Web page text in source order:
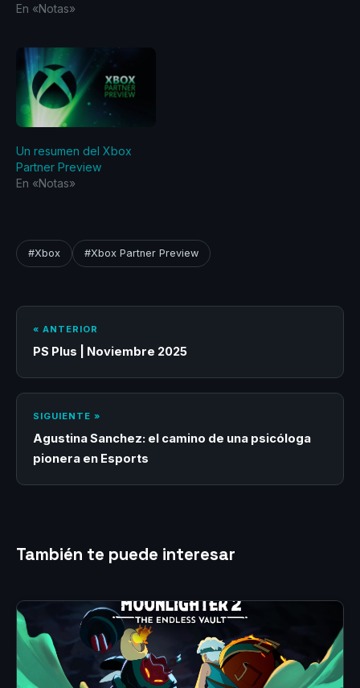
En «Notas»
Un resumen del Xbox
Partner Preview
En «Notas»
#Xbox #Xbox Partner Preview
« ANTERIOR
PS Plus | Noviembre 2025
SIGUIENTE »
Agustina Sanchez: el camino de una psicóloga
pionera en Esports
También te puede interesar